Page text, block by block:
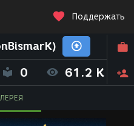
Поддержать
0 61.2 K